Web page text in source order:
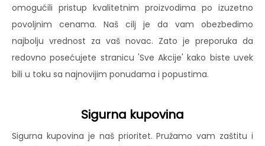
omogućili pristup kvalitetnim proizvodima po izuzetno
povoljnim cenama. Naš cilj je da vam obezbedimo
najbolju vrednost za vaš novac. Zato je preporuka da
redovno posećujete stranicu 'Sve Akcije' kako biste uvek
bili u toku sa najnovijim ponudama i popustima.
Sigurna kupovina
Sigurna kupovina je naš prioritet. Pružamo vam zaštitu i